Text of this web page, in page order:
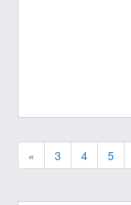
« 3 4 5